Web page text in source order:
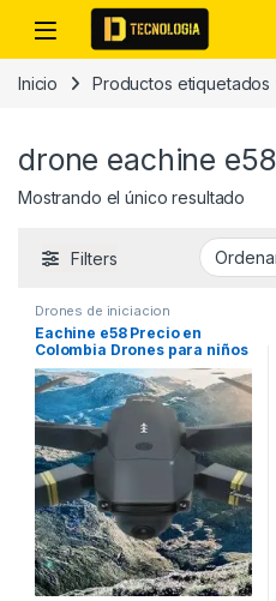
Skip to navigation
Skip to content
Inicio Productos etiquetados
drone eachine
Mostrando el único resultado
Filters
Drones de iniciacion
Eachine e58 Precio en
Colombia Drones para niños
economicos